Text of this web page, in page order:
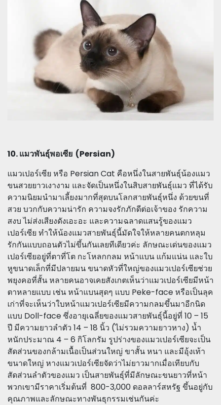
10. แมวพันธุ์พอเซีย (Persian)
แมวเปอร์เซีย หรือ Persian Cat คือหนึ่งในสายพันธุ์น้องแมว
ขนสวยยาวเงางาม และจัดเป็นหนึ่งในสิบสายพันธุ์แมว ที่ได้รับ
ความนิยมนำมาเลี้ยงมากที่สุดบนโลกสายพันธุ์หนึ่ง ด้วยขนที่
สวย บวกกับความน่ารัก ความจงรักภักดีต่อเจ้าของ รักความ
สงบ ไม่ส่งเสียงดังเอะอะ และความฉลาดแสนรู้ของแมว
เปอร์เซีย ทำให้น้องแมวสายพันธุ์นี้มัดใจให้หลายคนตกหลุม
รักกันแบบถอนตัวไม่ขึ้นกันเลยทีเดียวค่ะ ลักษณะเด่นของแมว
เปอร์เซียอยู่ที่ตาที่โต กะโหลกกลม หน้าแบน แก้มแน่น และใบ
หูขนาดเล็กที่มีปลายมน ขนาดหัวที่ใหญ่ของแมวเปอร์เซียช่วย
พยุงคอที่สั้น หลายคนอาจเคยสังเกตเห็นว่าแมวเปอร์เซียมีหน้า
ตาหลายแบบ เช่น หน้าแบนสุดๆ แบบ Peke-face หรือเป็นลุค
เก่าที่จะเห็นว่าใบหน้าแมวเปอร์เซียมีความกลมขึ้นมาอีกนิด
แบบ Doll-face ซึ่งอายุเฉลี่ยของแมวสายพันธุ์นี้อยู่ที่ 10 – 15
ปี มีความยาวลำตัว 14 – 18 นิ้ว (ไม่รวมความยาวหาง) น้ำ
หนักประมาณ 4 – 6 กิโลกรัม รูปร่างของแมวเปอร์เซียจะเป็น
สัดส่วนของกล้ามเนื้อเป็นส่วนใหญ่ ขาสั้น หนา และมีอุ้งเท้า
ขนาดใหญ่ หางแมวเปอร์เซียจัดว่าไม่ยาวมากเมื่อเทียบกับ
สัดส่วนลำตัวของแมว เป็นสายพันธุ์ที่มีลักษณะขนยาวที่หน้า
พวกเขามีราคาเริ่มต้นที่ 800-3,000 ดอลลาร์สหรัฐ ขึ้นอยู่กับ
คุณภาพและลักษณะทางพันธุกรรมเช่นกันค่ะ